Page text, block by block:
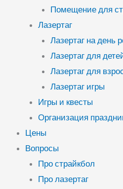
Помещение для
Лазертаг
Лазертаг на день
Лазертаг для
Лазертаг для
Лазертаг игры
Игры и квесты
Организация
Цены
Вопросы
Про страйкбол
Про лазертаг